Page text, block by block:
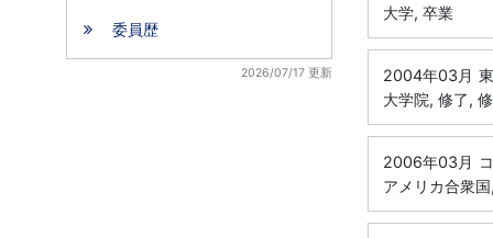
委員歴
2026/07/17 更新
大学, 卒業
2004年03月
大学院, 修了,
2006年03月
アメリカ合衆